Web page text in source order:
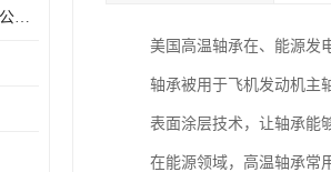
湖州恩斯凯工业技术有限公司NSK轴承*经销商
美国高温轴承在、能源发
轴承被用于飞机发动机主
表面涂层技术，让轴承能
在能源领域，高温轴承常